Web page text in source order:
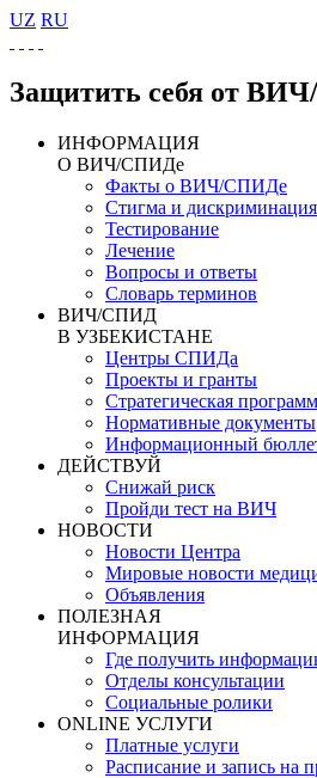
UZ RU
Защитить себя от
ИНФОРМАЦИЯ
О ВИЧ/СПИДе
Факты о ВИЧ/СПИДе
Стигма и дискриминация
Тестирование
Лечение
Вопросы и ответы
Словарь терминов
ВИЧ/СПИД
В УЗБЕКИСТАНЕ
Центры СПИДа
Проекты и гранты
Стратегическая
Нормативные документы
Информационный
ДЕЙСТВУЙ
Снижай риск
Пройди тест на ВИЧ
НОВОСТИ
Новости Центра
Мировые новости
Объявления
ПОЛЕЗНАЯ
ИНФОРМАЦИЯ
Где получить
Отделы консультации
Социальные ролики
ONLINE УСЛУГИ
Платные услуги
Расписание и запись на